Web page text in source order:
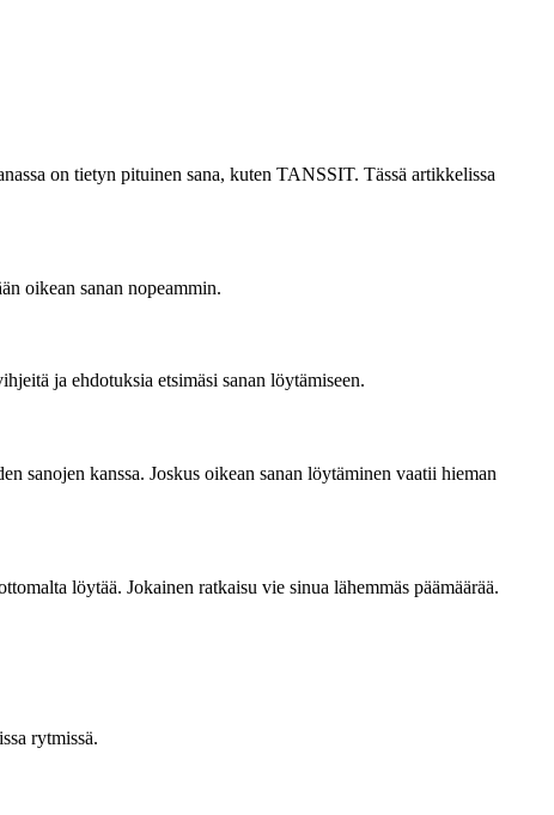
on tietyn pituinen sana, kuten TANSSIT. Tässä artikkelissa
oikean sanan nopeammin.
ja ehdotuksia etsimäsi sanan löytämiseen.
sanojen kanssa. Joskus oikean sanan löytäminen vaatii hieman
löytää. Jokainen ratkaisu vie sinua lähemmäs päämäärää.
rytmissä.